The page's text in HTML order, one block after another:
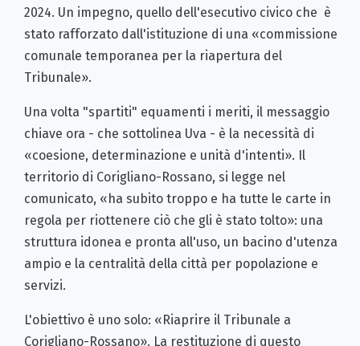
2024. Un impegno, quello dell'esecutivo civico che è
stato rafforzato dall'istituzione di una «commissione
comunale temporanea per la riapertura del
Tribunale».
Una volta "spartiti" equamenti i meriti, il messaggio
chiave ora - che sottolinea Uva - è la necessità di
«coesione, determinazione e unità d'intenti». Il
territorio di Corigliano-Rossano, si legge nel
comunicato, «ha subito troppo e ha tutte le carte in
regola per riottenere ciò che gli è stato tolto»: una
struttura idonea e pronta all'uso, un bacino d'utenza
ampio e la centralità della città per popolazione e
servizi.
L'obiettivo è uno solo: «Riaprire il Tribunale a
Corigliano-Rossano». La restituzione di questo